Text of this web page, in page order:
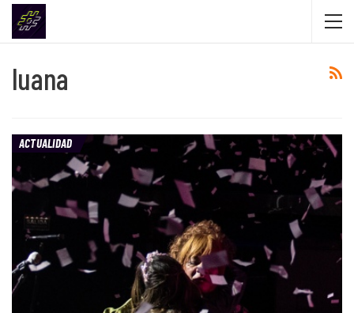
luana
ACTUALIDAD